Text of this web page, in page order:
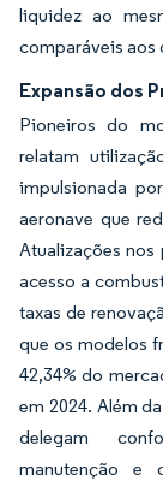
liquidez ao
comparáveis aos
Expansão dos
Pioneiros do
relatam
impulsionada
aeronave que
Atualizações
acesso a
taxas de
que os modelos
42,34% do
em 2024. Além
delegam
manutenção e